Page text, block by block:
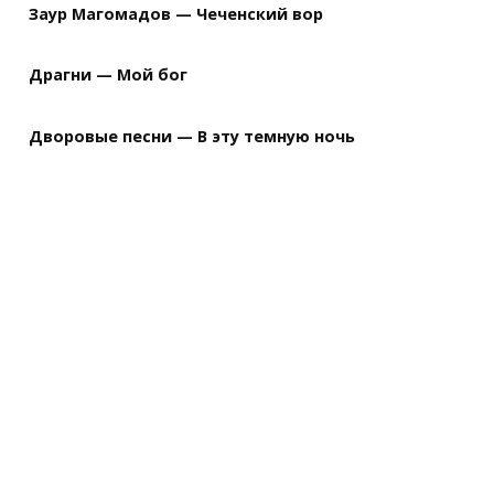
Заур Магомадов — Чеченский вор
Драгни — Мой бог
Дворовые песни — В эту темную ночь